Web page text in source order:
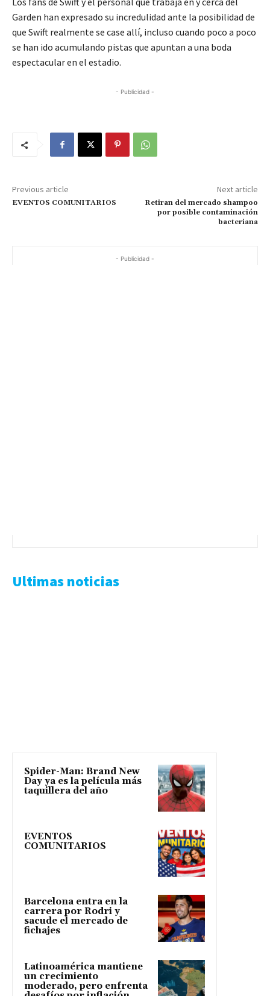
Garden han expresado su incredulidad ante la posibilidad de
que Swift realmente se case allí, incluso cuando poco a poco
se han ido acumulando pistas que apuntan a una boda
espectacular en el estadio.
- Publicidad -
Previous article
EVENTOS COMUNITARIOS
Next article
Retiran del mercado shampoo
por posible contaminación
bacteriana
- Publicidad -
Ultimas noticias
Spider-Man: Brand New
Day ya es la película más
taquillera del año
EVENTOS
COMUNITARIOS
Barcelona entra en la
carrera por Rodri y
sacude el mercado de
fichajes
Latinoamérica mantiene
un crecimiento
moderado, pero enfrenta